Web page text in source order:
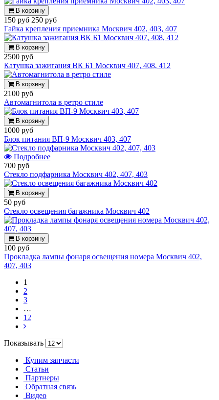
В корзину
150 руб 250 руб
Гайка крепления приемника Москвич 402, 403, 407
В корзину
2500 руб
Катушка зажигания ВК Б1 Москвич 407, 408, 412
В корзину
2100 руб
Автомагнитола в ретро стиле
В корзину
1000 руб
Блок питания ВП-9 Москвич 403, 407
Подробнее
700 руб
Стекло подфарника Москвич 402, 407, 403
В корзину
50 руб
Стекло освещения багажника Москвич 402
В корзину
100 руб
Прокладка лампы фонаря освещения номера Москвич 402,
407, 403
1
2
3
…
12
Показывать
Купим запчасти
Статьи
Партнеры
Обратная связь
Видео